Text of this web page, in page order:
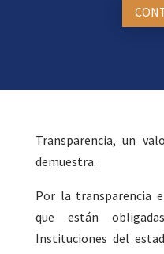
Transparencia, un
demuestra.
Por la transparencia
que están
Instituciones del